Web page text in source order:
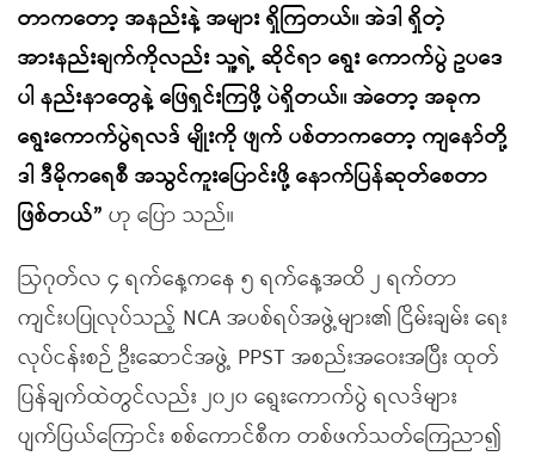
တာကတော့ အနည်းနဲ့ အများ ရှိကြတယ်။ အဲဒါ ရှိတဲ့
အားနည်းချက်ကိုလည်း သူ့ရဲ့ ဆိုင်ရာ ရွေး ကောက်ပွဲ ဥပဒေ
ပါ နည်းနာတွေနဲ့ ဖြေရှင်းကြဖို့ ပဲရှိတယ်။ အဲတော့ အခုက
ရွေးကောက်ပွဲရလဒ် မျိုးကို ဖျက် ပစ်တာကတော့ ကျနော်တို့
ဒါ ဒီမိုကရေစီ အသွင်ကူးပြောင်းဖို့ နောက်ပြန်ဆုတ်စေတာ
ဖြစ်တယ်” ဟု ပြော သည်။
ဩဂုတ်လ ၄ ရက်နေ့ကနေ ၅ ရက်နေ့အထိ ၂ ရက်တာ
ကျင်းပပြုလုပ်သည့် NCA အပစ်ရပ်အဖွဲ့များ၏ ငြိမ်းချမ်း ရေး
လုပ်ငန်းစဉ် ဦးဆောင်အဖွဲ့ PPST အစည်းအဝေးအပြီး ထုတ်
ပြန်ချက်ထဲတွင်လည်း ၂၀၂၀ ရွေးကောက်ပွဲ ရလဒ်များ
ပျက်ပြယ်ကြောင်း စစ်ကောင်စီက တစ်ဖက်သတ်ကြေညာ၍